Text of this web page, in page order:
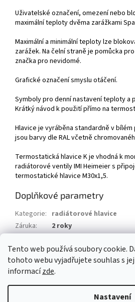
Tento web používá soubory cookie.
tohoto webu vyjadřujete souhlas s
informacízde.
Nastavení
Uživatelské označení, omezení nebo
maximální teploty dvěma zarážkami
Maximální a minimální teploty lze
zarážek. Na čelní straně je pomůcka
značka pro nevidomé.
Grafické označení smyslu otáčení.
Symboly pro denní nastavení teploty a
Krátký návod k použití přímo na
Hlavice je vyráběna standardně v
jsou barvy dle RAL včetně
Termostatická hlavice K je vhodná k
radiátorové ventily IMI Heimeier s
termostatické hlavice M30x1,5.
Doplňkové parametry
Kategorie: radiátorové hlavice
Záruka:
2 roky
EAN: 4024052521920
Vytvořil